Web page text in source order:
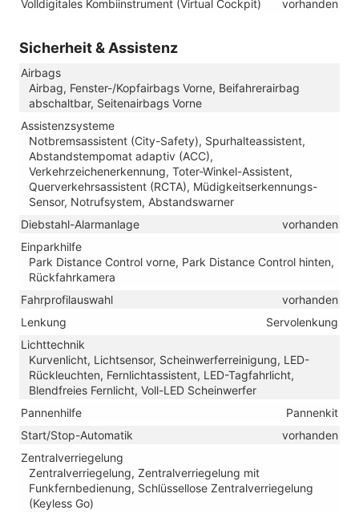
Volldigitales Kombiinstrument (Virtual Cockpit) vorhanden
Sicherheit & Assistenz
Airbags
Airbag, Fenster-/Kopfairbags Vorne, Beifahrerairbag
abschaltbar, Seitenairbags Vorne
Assistenzsysteme
Notbremsassistent (City-Safety), Spurhalteassistent,
Abstandstempomat adaptiv (ACC),
Verkehrzeichenerkennung, Toter-Winkel-Assistent,
Querverkehrsassistent (RCTA), Müdigkeitserkennungs-
Sensor, Notrufsystem, Abstandswarner
Diebstahl-Alarmanlage
vorhanden
Einparkhilfe
Park Distance Control vorne, Park Distance Control hinten,
Rückfahrkamera
Fahrprofilauswahl
vorhanden
Lenkung
Servolenkung
Lichttechnik
Kurvenlicht, Lichtsensor, Scheinwerferreinigung, LED-
Rückleuchten, Fernlichtassistent, LED-Tagfahrlicht,
Blendfreies Fernlicht, Voll-LED Scheinwerfer
Pannenhilfe
Pannenkit
Start/Stop-Automatik
vorhanden
Zentralverriegelung
Zentralverriegelung, Zentralverriegelung mit
Funkfernbedienung, Schlüssellose Zentralverriegelung
(Keyless Go)